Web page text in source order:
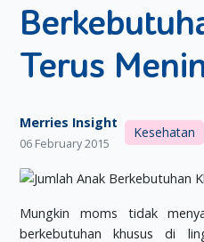
Terus
Merries Insight
06 February 2015
Kesehatan
Mungkin moms tidak
berkebutuhan khusus di